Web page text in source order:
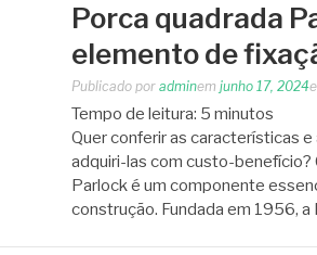
Porca quadrada
elemento de
Publicado por adminem junho 17, 2024
Tempo de leitura: 5 minutos
Quer conferir as características
adquiri-las com custo-benefício?
Parlock é um componente
construção. Fundada em 1956,